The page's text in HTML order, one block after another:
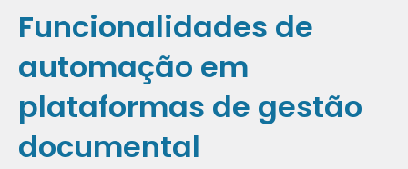
Funcionalidades de
automação em
plataformas de gestão
documental